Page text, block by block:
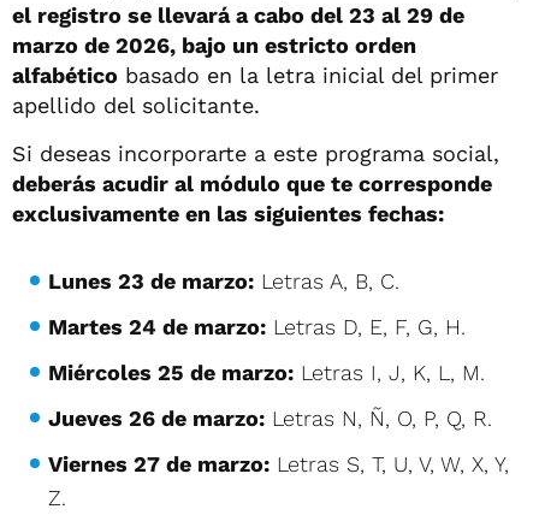
el registro se llevará a cabo del 23 al 29 de
marzo de 2026, bajo un estricto orden
alfabético basado en la letra inicial del primer
apellido del solicitante.
Si deseas incorporarte a este programa social,
deberás acudir al módulo que te corresponde
exclusivamente en las siguientes fechas:
Lunes 23 de marzo: Letras A, B, C.
Martes 24 de marzo: Letras D, E, F, G, H.
Miércoles 25 de marzo: Letras I, J, K, L, M.
Jueves 26 de marzo: Letras N, Ñ, O, P, Q, R.
Viernes 27 de marzo: Letras S, T, U, V, W, X, Y,
Z.